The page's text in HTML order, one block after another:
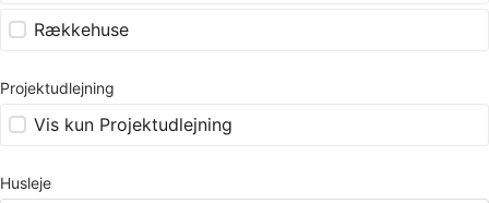
Rækkehuse
Projektudlejning
Vis kun Projektudlejning
Husleje